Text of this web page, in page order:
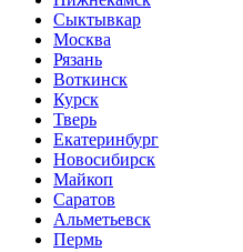
Сыктывкар
Москва
Рязань
Воткинск
Курск
Тверь
Екатеринбург
Новосибирск
Майкоп
Саратов
Альметьевск
Пермь